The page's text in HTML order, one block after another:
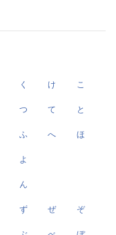
く け こ
つ て と
ふ へ ほ
よ
ん
ず ぜ ぞ